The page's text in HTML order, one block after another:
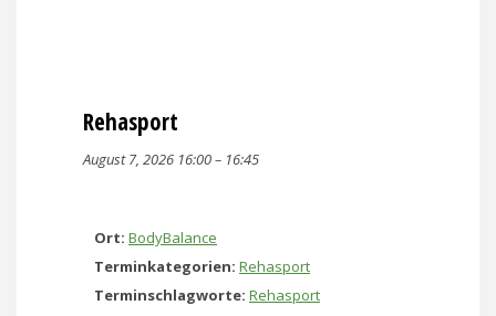
Rehasport
August 7, 2026 16:00– 16:45
Ort: BodyBalance
Terminkategorien: Rehasport
Terminschlagworte: Rehasport